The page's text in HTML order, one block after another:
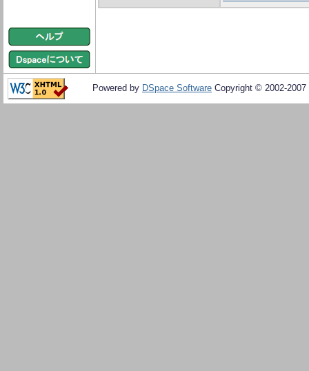
Powered by DSpace Software Copyright © 2002-2007